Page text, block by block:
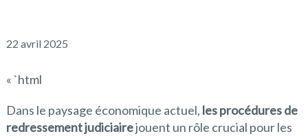
22 avril 2025
« `html
Dans le paysage économique actuel, les procédures de
redressement judiciairejouent un rôle crucial pour les